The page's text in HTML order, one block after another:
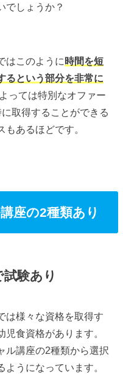
でしょうか？
はこのように時間を短
るという部分を非常に
っては特別なオファー
取得することができる
あるほどです。
座の2種類あり
験あり
は様々な資格を取得す
食資格があります。
ル講座の2種類から選択
うになっています。